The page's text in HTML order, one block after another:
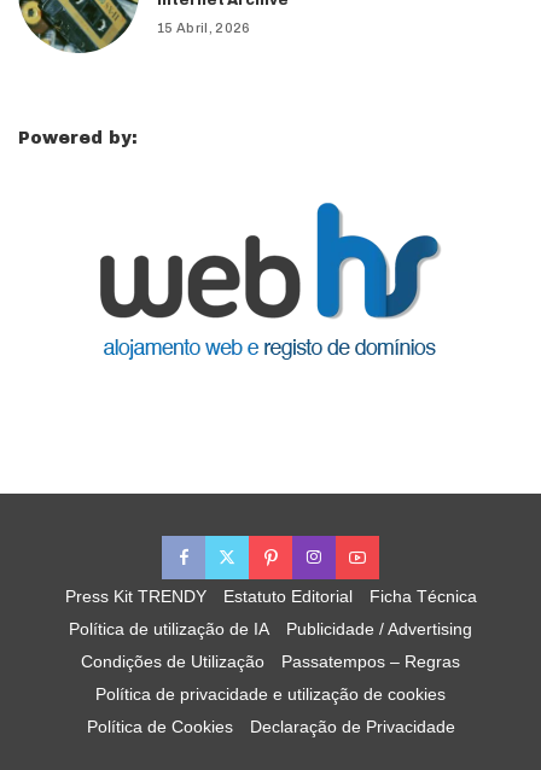
15 Abril, 2026
Powered by:
Press Kit TRENDY Estatuto Editorial
Ficha Técnica
Política de utilização de IA
Publicidade / Advertising
Condições de Utilização
Passatempos – Regras
Política de privacidade e utilização de cookies
Política de Cookies
Declaração de Privacidade